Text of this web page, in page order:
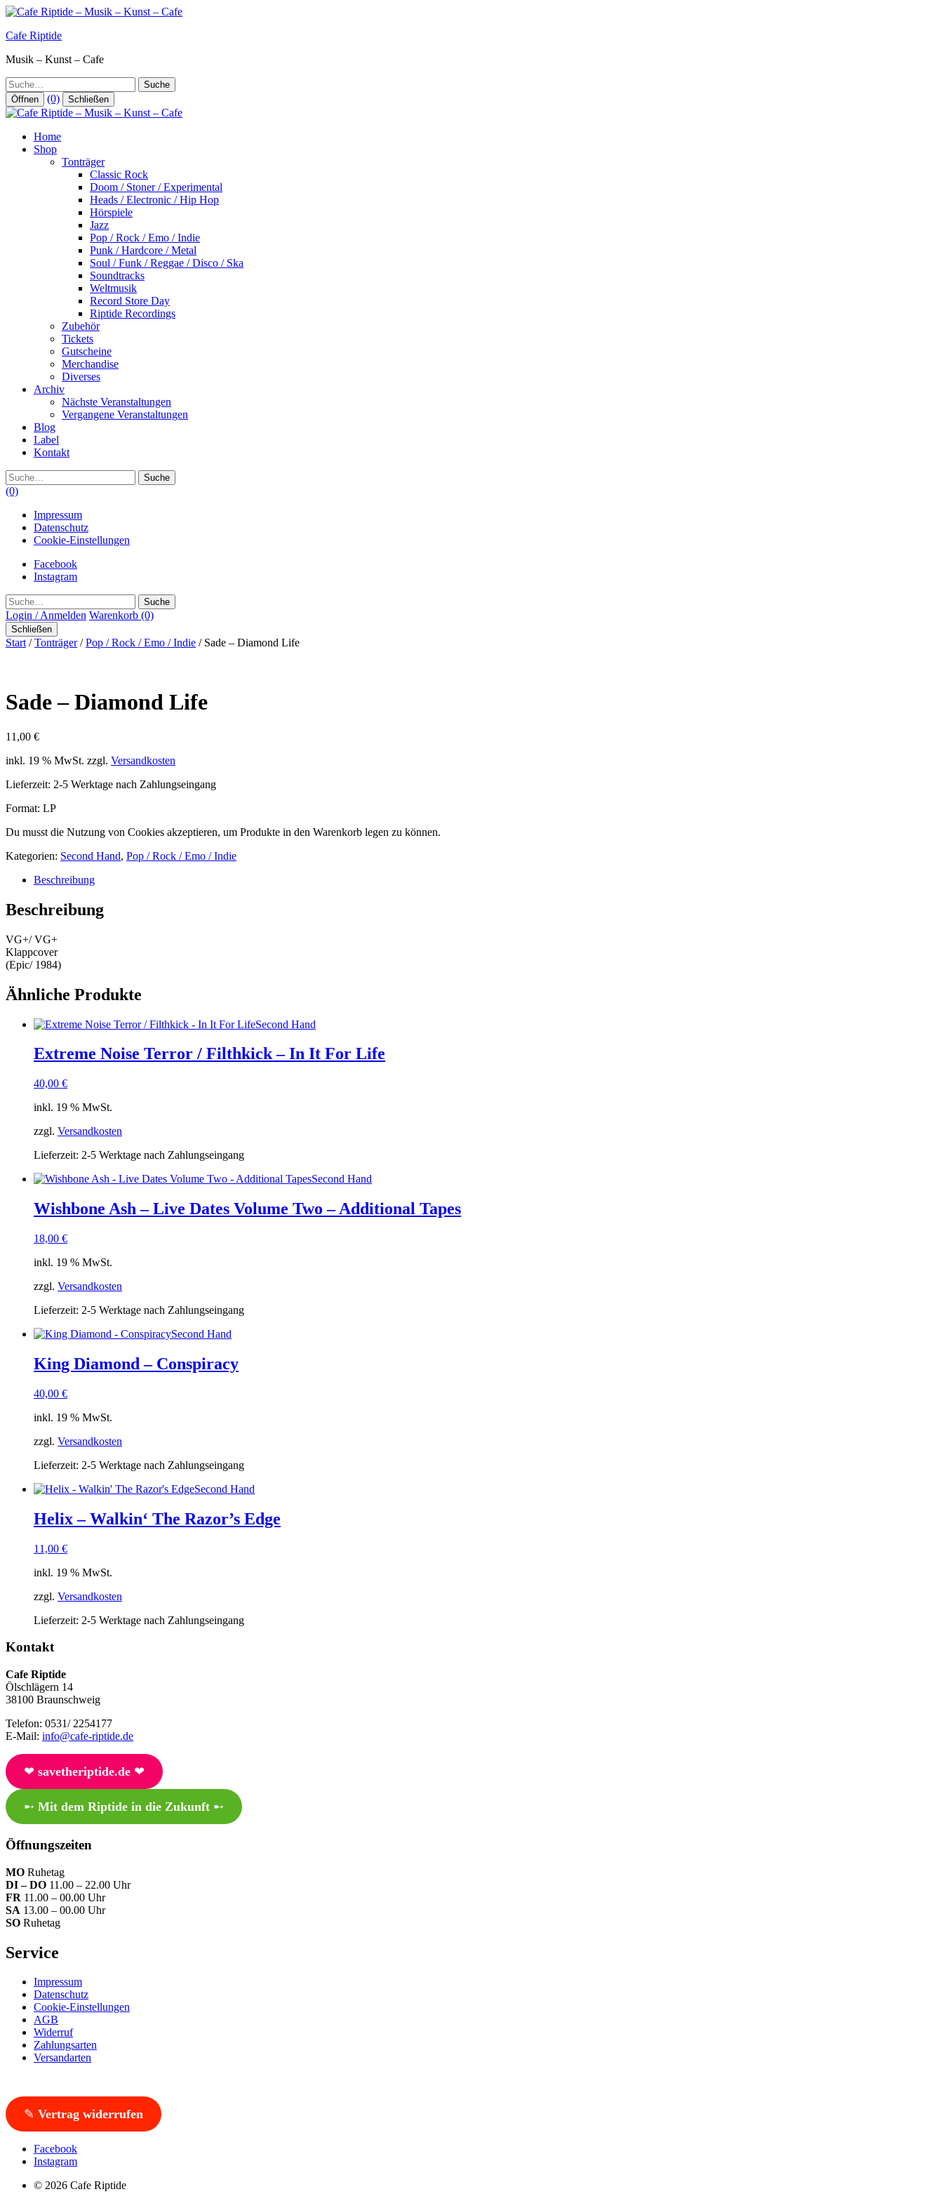
Zum
springen
Cafe Riptide
Musik – Kunst – Cafe
Suche
Öffnen (0) Schließen
Home
Shop
Tonträger
Classic Rock
Doom / Stoner / Experimental
Heads / Electronic / Hip Hop
Hörspiele
Jazz
Pop / Rock / Emo / Indie
Punk / Hardcore / Metal
Soul / Funk / Reggae / Disco / Ska
Soundtracks
Weltmusik
Record Store Day
Riptide Recordings
Zubehör
Tickets
Gutscheine
Merchandise
Diverses
Archiv
Nächste Veranstaltungen
Vergangene Veranstaltungen
Blog
Label
Kontakt
Suche
(0)
Impressum
Datenschutz
Cookie-Einstellungen
Facebook
Instagram
Suche
Login / Anmelden Warenkorb (0)
Schließen
Start /Tonträger/Pop / Rock / Emo / Indie / Sade – Diamond Life
Sade – Diamond Life
11,00 €
inkl. 19 % MwSt. zzgl. Versandkosten
Lieferzeit: 2-5 Werktage nach Zahlungseingang
Format: LP
Du musst die Nutzung von Cookies akzeptieren, um Produkte in den Warenkorb legen zu können.
Kategorien: Second Hand, Pop / Rock / Emo / Indie
Beschreibung
Beschreibung
VG+/ VG+
Klappcover
(Epic/ 1984)
Ähnliche Produkte
Second Hand
Extreme Noise Terror / Filthkick – In It For Life
40,00 €
inkl. 19 % MwSt.
zzgl. Versandkosten
Lieferzeit: 2-5 Werktage nach Zahlungseingang
Second Hand
Wishbone Ash – Live Dates Volume Two – Additional Tapes
18,00 €
inkl. 19 % MwSt.
zzgl. Versandkosten
Lieferzeit: 2-5 Werktage nach Zahlungseingang
Second Hand
King Diamond – Conspiracy
40,00 €
inkl. 19 % MwSt.
zzgl. Versandkosten
Lieferzeit: 2-5 Werktage nach Zahlungseingang
Second Hand
Helix – Walkin‘ The Razor’s Edge
11,00 €
inkl. 19 % MwSt.
zzgl. Versandkosten
Lieferzeit: 2-5 Werktage nach Zahlungseingang
Kontakt
Cafe Riptide
Ölschlägern 14
38100 Braunschweig
Telefon: 0531/ 2254177
E-Mail: info@cafe-riptide.de
❤︎ savetheriptide.de❤︎
➸ Mit dem Riptide in die Zukunft➸
Öffnungszeiten
MO Ruhetag
DI – DO 11.00 – 22.00 Uhr
FR 11.00 – 00.00 Uhr
SA 13.00 – 00.00 Uhr
SO Ruhetag
Service
Impressum
Datenschutz
Cookie-Einstellungen
AGB
Widerruf
Zahlungsarten
Versandarten
✎ Vertrag widerrufen
Facebook
Instagram
© 2026 Cafe Riptide